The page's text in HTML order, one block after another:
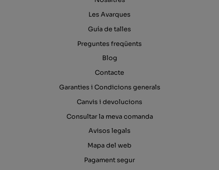
Les Avarques
Guía de talles
Preguntes freqüents
Blog
Contacte
Garanties i Condicions generals
Canvis i devolucions
Consultar la meva comanda
Avisos legals
Mapa del web
Pagament segur